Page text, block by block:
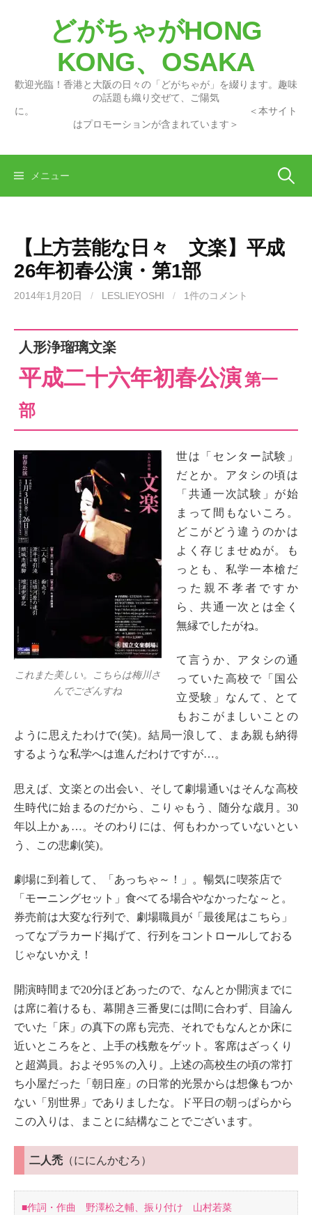
どがちゃがHONG
KONG、OSAKA
歡迎光臨！香港と大阪の日々の「どがちゃが」を綴ります。趣味
の話題も織り交ぜて、ご陽気
に。 ＜本サイト
はプロモーションが含まれています＞
メニュー 検
【上方芸能な日々 文楽】平成
26年初春公演・第1部
2014年1月20日 / LESLIEYOSHI / 1件のコメント
人形浄瑠璃文楽
平成二十六年初春公演第一
部
これまた美しい。こちらは梅川さ
んでござんすね
世は「センター試験」
だとか。アタシの頃は
「共通一次試験」が始
まって間もないころ。
どこがどう違うのかは
よく存じませぬが。も
っとも、私学一本槍だ
った親不孝者ですか
ら、共通一次とは全く
無縁でしたがね。
て言うか、アタシの通
っていた高校で「国公
立受験」なんて、とて
もおこがましいことの
ように思えたわけで(笑)。結局一浪して、まあ親も納得
するような私学へは進んだわけですが…。
思えば、文楽との出会い、そして劇場通いはそんな高校
生時代に始まるのだから、こりゃもう、随分な歳月。30
年以上かぁ…。そのわりには、何もわかっていないとい
う、この悲劇(笑)。
劇場に到着して、「あっちゃ～！」。暢気に喫茶店で
「モーニングセット」食べてる場合やなかったな～と。
券売前は大変な行列で、劇場職員が「最後尾はこちら」
ってなプラカード掲げて、行列をコントロールしておる
じゃないかえ！
開演時間まで20分ほどあったので、なんとか開演までに
は席に着けるも、幕開き三番叟には間に合わず、目論ん
でいた「床」の真下の席も完売、それでもなんとか床に
近いところをと、上手の桟敷をゲット。客席はざっくり
と超満員。およそ95％の入り。上述の高校生の頃の常打
ち小屋だった「朝日座」の日常的光景からは想像もつか
ない「別世界」でありましたな。ド平日の朝っぱらから
この入りは、まことに結構なことでございます。
二人禿（ににんかむろ）
■作詞・作曲 野澤松之輔、振り付け 山村若菜